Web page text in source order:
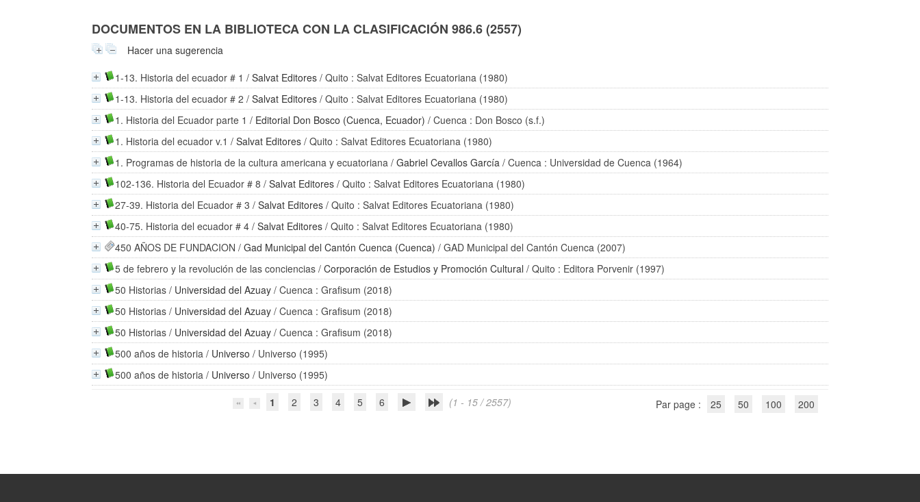
DOCUMENTOS EN LA BIBLIOTECA CON LA CLASIFICACIÓN 986.6 (2557)
Hacer una sugerencia
1-13. Historia del ecuador # 1 /Salvat Editores / Quito : Salvat Editores Ecuatoriana (1980)
1-13. Historia del ecuador # 2 /Salvat Editores / Quito : Salvat Editores Ecuatoriana (1980)
1. Historia del Ecuador parte 1 / Editorial Don Bosco (Cuenca, Ecuador) / Cuenca : Don Bosco (s.f.)
1. Historia del ecuador v.1 /Salvat Editores / Quito : Salvat Editores Ecuatoriana (1980)
1. Programas de historia de la cultura americana y ecuatoriana /Gabriel Cevallos García / Cuenca : Universidad de Cuenca (1964)
102-136. Historia del Ecuador # 8 /Salvat Editores / Quito : Salvat Editores Ecuatoriana (1980)
27-39. Historia del Ecuador # 3 /Salvat Editores / Quito : Salvat Editores Ecuatoriana (1980)
40-75. Historia del ecuador # 4 /Salvat Editores / Quito : Salvat Editores Ecuatoriana (1980)
450 AÑOS DE FUNDACION /Gad Municipal del Cantón Cuenca (Cuenca) / GAD Municipal del Cantón Cuenca (2007)
5 de febrero y la revolución de las conciencias /Corporación de Estudios y Promoción Cultural / Quito : Editora Porvenir (1997)
50 Historias / Universidad del Azuay / Cuenca : Grafisum (2018)
50 Historias / Universidad del Azuay / Cuenca : Grafisum (2018)
50 Historias / Universidad del Azuay / Cuenca : Grafisum (2018)
500 años de historia / Universo / Universo (1995)
500 años de historia / Universo / Universo (1995)
1
2 3 4 5 6 (1 - 15 / 2557) Par page : 25 50 100 200